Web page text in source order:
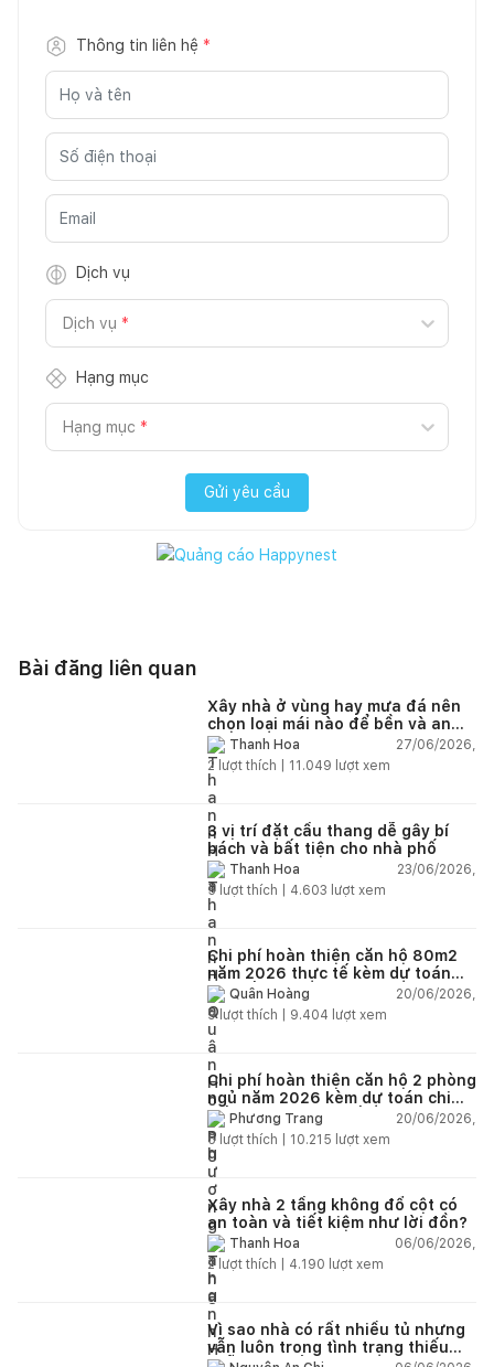
Thông tin liên hệ *
Dịch vụ
Dịch vụ *
Hạng mục
Hạng mục *
Gửi yêu cầu
Bài đăng liên quan
Xây nhà ở vùng hay mưa đá nên
chọn loại mái nào để bền và an
toàn?Thanh Hoa
27/06/2026,
2 lượt thích | 11.049 lượt xem
3 vị trí đặt cầu thang dễ gây bí
bách và bất tiện cho nhà phố
Thanh Hoa
23/06/2026,
5 lượt thích | 4.603 lượt xem
Chi phí hoàn thiện căn hộ 80m2
năm 2026 thực tế kèm dự toán
chi tiết từng hạng mục
Quân Hoàng
20/06/2026,
9lượt thích | 9.404 lượt xem
Chi phí hoàn thiện căn hộ 2 phòng
ngủ năm 2026 kèm dự toán chi
tiết và ví dụ thực tế
Phương Trang
20/06/2026,
5 lượt thích | 10.215 lượt xem
Xây nhà 2 tầng không đổ cột có
an toàn và tiết kiệm như lời đồn?
Thanh Hoa
06/06/2026,
2lượt thích | 4.190 lượt xem
Vì sao nhà có rất nhiều tủ nhưng
vẫn luôn trong tình trạng thiếu